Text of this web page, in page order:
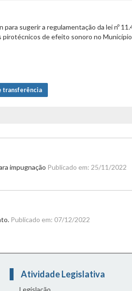
para sugerir a regulamentação da lei nº
de efeito sonoro no
transferência
impugnação Publicado em: 25/11/2022
Publicado em: 07/12/2022
Atividade Legislativa
Legislação